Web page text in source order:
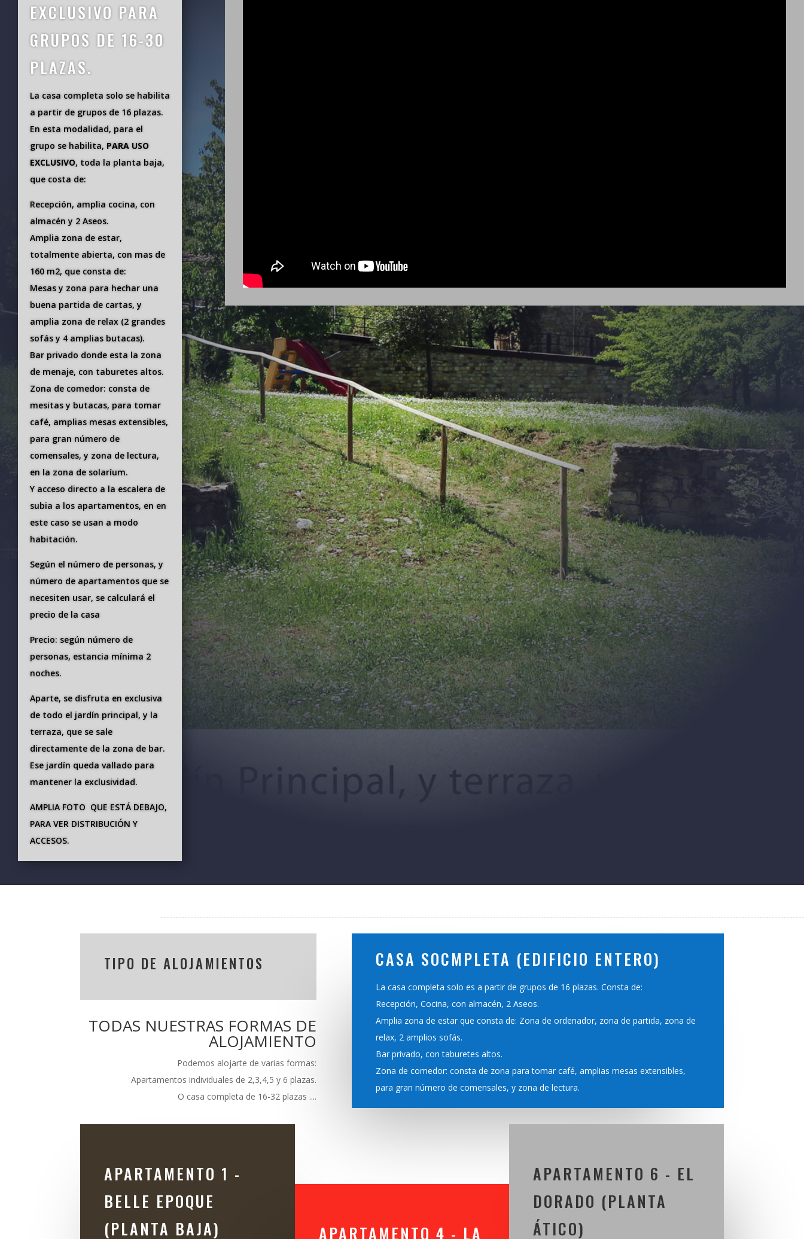
EXCLUSIVO PARA
GRUPOS DE 16-30
PLAZAS.
La casa completa solo se habilita
a partir de grupos de 16 plazas.
En esta modalidad, para el
grupo se habilita, PARA USO
EXCLUSIVO, toda la planta baja,
que costa de:
Recepción, amplia cocina, con
almacén y 2 Aseos.
Amplia zona de estar,
totalmente abierta, con mas de
160 m2, que consta de:
Mesas y zona para hechar una
buena partida de cartas, y
amplia zona de relax (2 grandes
sofás y 4 amplias butacas).
Bar privado donde esta la zona
de menaje, con taburetes altos.
Zona de comedor: consta de
mesitas y butacas, para tomar
café, amplias mesas extensibles,
para gran número de
comensales, y zona de lectura,
en la zona de solaríum.
Y acceso directo a la escalera de
subia a los apartamentos, en en
este caso se usan a modo
habitación.
Según el número de personas, y
número de apartamentos que se
necesiten usar, se calculará el
precio de la casa
Precio: según número de
personas, estancia mínima 2
noches.
Aparte, se disfruta en exclusiva
de todo el jardín principal, y la
terraza, que se sale
directamente de la zona de bar.
Ese jardín queda vallado para
mantener la exclusividad.
AMPLIA FOTO QUE ESTÁ DEBAJO,
PARA VER DISTRIBUCIÓN Y
ACCESOS.
TIPO DE ALOJAMIENTOS
TODAS NUESTRAS FORMAS DE
ALOJAMIENTO
Podemos alojarte de varias formas:
Apartamentos individuales de 2,3,4,5 y 6 plazas.
O casa completa de 16-32 plazas ....
CASA SOCMPLETA (EDIFICIO ENTERO)
La casa completa solo es a partir de grupos de 16 plazas. Consta de:
Recepción, Cocina, con almacén, 2 Aseos.
Amplia zona de estar que consta de: Zona de ordenador, zona de partida, zona de
relax, 2 amplios sofás.
Bar privado, con taburetes altos.
Zona de comedor: consta de zona para tomar café, amplias mesas extensibles,
para gran número de comensales, y zona de lectura.
APARTAMENTO 1 -
BELLE EPOQUE
(PLANTA BAJA)
APARTAMENTO 4 - LA
APARTAMENTO 6 - EL
DORADO (PLANTA
ÁTICO)